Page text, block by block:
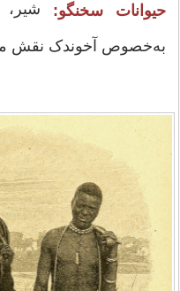
حیوانات سخنگو: شیر،
به‌خصوص آخوندک نقش